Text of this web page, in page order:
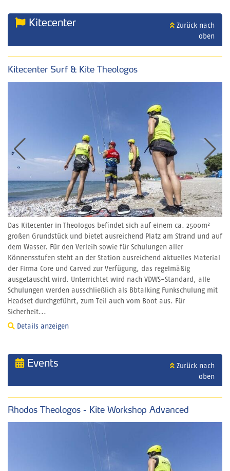
Kitecenter
Zurück nach
oben
Kitecenter Surf & Kite Theologos
Das Kitecenter in Theologos befindet sich auf einem ca. 2500m²
großen Grundstück und bietet ausreichend Platz am Strand und auf
dem Wasser. Für den Verleih sowie für Schulungen aller
Könnensstufen steht an der Station ausreichend aktuelles Material
der Firma Core und Carved zur Verfügung, das regelmäßig
ausgetauscht wird. Unterrichtet wird nach VDWS-Standard, alle
Schulungen werden ausschließlich als Bbtalking Funkschulung mit
Headset durchgeführt, zum Teil auch vom Boot aus. Für
Sicherheit...
Details anzeigen
Events
Zurück nach
oben
Rhodos Theologos - Kite Workshop Advanced